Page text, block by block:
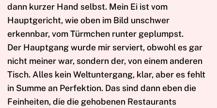
dann kurzer Hand selbst. Mein Ei ist vom
Hauptgericht, wie oben im Bild unschwer
erkennbar, vom Türmchen runter geplumpst.
Der Hauptgang wurde mir serviert, obwohl es gar
nicht meiner war, sondern der, von einem anderen
Tisch. Alles kein Weltuntergang, klar, aber es fehlt
in Summe an Perfektion. Das sind dann eben die
Feinheiten, die die gehobenen Restaurants